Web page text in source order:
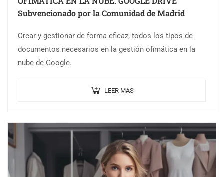
Subvencionado por la Comunidad de Madrid
Crear y gestionar de forma eficaz, todos los tipos de
documentos necesarios en la gestión ofimática en la
nube de Google.
LEER MÁS